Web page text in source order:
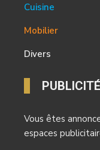
Cuisine
Mobilier
Divers
PUBLICITÉ
Vous êtes
espaces